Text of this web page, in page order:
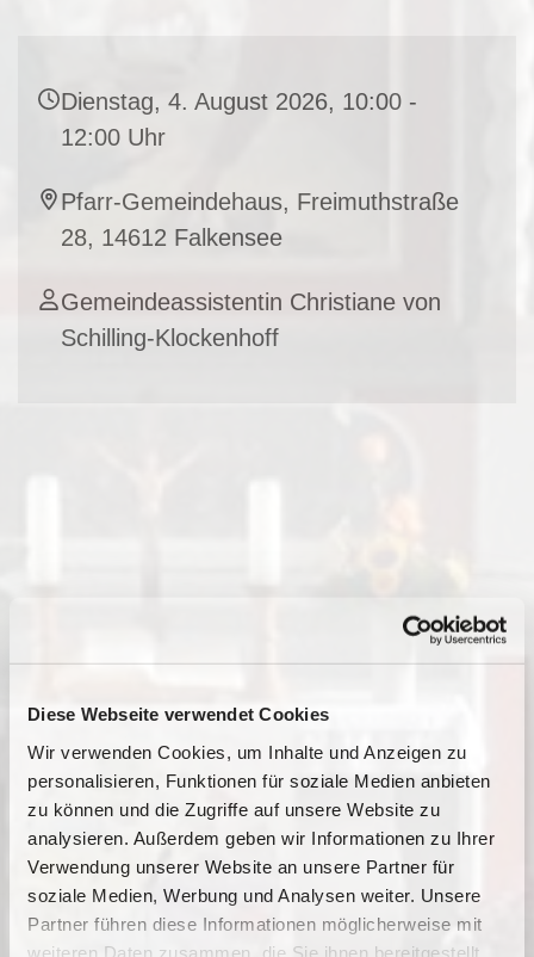
Diese Webseite verwendet Cookies
Wir verwenden Cookies, um Inhalte und Anzeigen zu
personalisieren, Funktionen für soziale Medien anbieten
zu können und die Zugriffe auf unsere Website zu
analysieren. Außerdem geben wir Informationen zu Ihrer
Verwendung unserer Website an unsere Partner für
soziale Medien, Werbung und Analysen weiter. Unsere
Partner führen diese Informationen möglicherweise mit
weiteren Daten zusammen, die Sie ihnen bereitgestellt
Dienstag, 4. August 2026, 10:00 -
12:00 Uhr
Pfarr-Gemeindehaus, Freimuthstraße
28, 14612 Falkensee
Gemeindeassistentin Christiane von
Schilling-Klockenhoff
Dies könnte Sie auch